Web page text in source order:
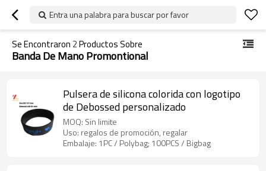
Entra una palabra para buscar por favor
Se Encontraron 2Productos Sobre
Banda De Mano Promontional
Pulsera de silicona colorida con logotipo
de Debossed personalizado
MOQ: Sin limite
Uso: regalos de promoción, regalar
Embalaje: 1PC / Polybag; 100PCS / Bigbag